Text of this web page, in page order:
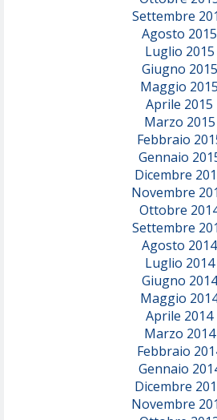
Settembre
Agosto 2015
Luglio 2015
Giugno 2015
Maggio 2015
Aprile 2015
Marzo 2015
Febbraio
Gennaio
Dicembre
Novembre
Ottobre
Settembre
Agosto 2014
Luglio 2014
Giugno 2014
Maggio
Aprile 2014
Marzo 2014
Febbraio
Gennaio
Dicembre
Novembre